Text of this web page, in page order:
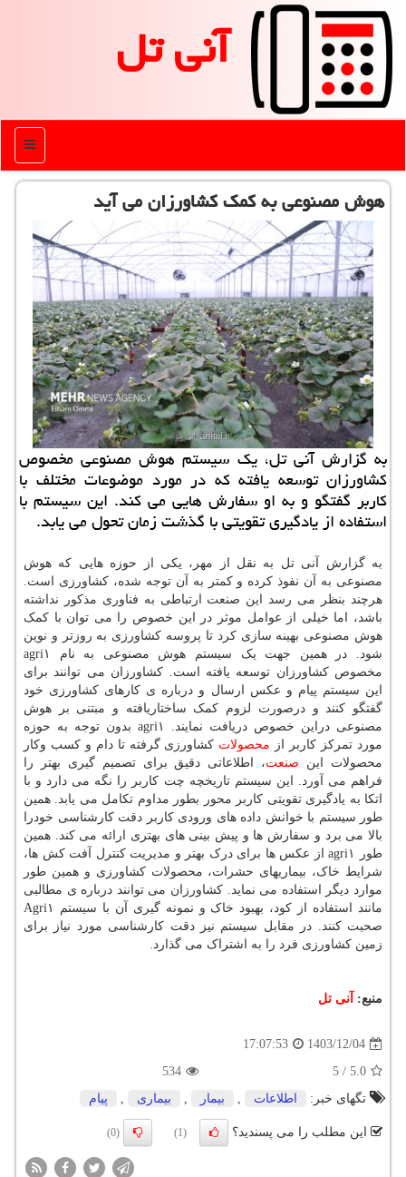
آنی تل
منو
هوش مصنوعی به کمک کشاورزان می آید
به گزارش آنی تل، یک سیستم هوش مصنوعی مخصوص
کشاورزان توسعه یافته که در مورد موضوعات مختلف با
کاربر گفتگو و به او سفارش هایی می کند. این سیستم با
استفاده از یادگیری تقویتی با گذشت زمان تحول می یابد.
به گزارش آنی تل به نقل از مهر، یکی از حوزه هایی که هوش
مصنوعی به آن نفوذ کرده و کمتر به آن توجه شده، کشاورزی است.
هرچند بنظر می رسد این صنعت ارتباطی به فناوری مذکور نداشته
باشد، اما خیلی از عوامل موثر در این خصوص را می توان با کمک
هوش مصنوعی بهینه سازی کرد تا پروسه کشاورزی به روزتر و نوین
شود. در همین جهت یک سیستم هوش مصنوعی به نام agri۱
مخصوص کشاورزان توسعه یافته است. کشاورزان می توانند برای
این سیستم پیام و عکس ارسال و درباره ی کارهای کشاورزی خود
گفتگو کنند و درصورت لزوم کمک ساختاریافته و مبتنی بر هوش
مصنوعی دراین خصوص دریافت نمایند. agri۱ بدون توجه به حوزه
مورد تمرکز کاربر از محصولات کشاورزی گرفته تا دام و کسب وکار
محصولات این صنعت، اطلاعاتی دقیق برای تصمیم گیری بهتر را
فراهم می آورد. این سیستم تاریخچه چت کاربر را نگه می دارد و با
اتکا به یادگیری تقویتی کاربر محور بطور مداوم تکامل می یابد. همین
طور سیستم با خوانش داده های ورودی کاربر دقت کارشناسی خودرا
بالا می برد و سفارش ها و پیش بینی های بهتری ارائه می کند. همین
طور agri۱ از عکس ها برای درک بهتر و مدیریت کنترل آفت کش ها،
شرایط خاک، بیماریهای حشرات، محصولات کشاورزی و همین طور
موارد دیگر استفاده می نماید. کشاورزان می توانند درباره ی مطالبی
مانند استفاده از کود، بهبود خاک و نمونه گیری آن با سیستم Agri۱
صحبت کنند. در مقابل سیستم نیز دقت کارشناسی مورد نیاز برای
زمین کشاورزی فرد را به اشتراک می گذارد.
منبع: آنی تل
1403/12/04
17:07:53
5.0
/
5
534
تگهای خبر:
اطلاعات , بیمار , بیماری , پیام
این مطلب را می پسندید؟ (1)
(0)